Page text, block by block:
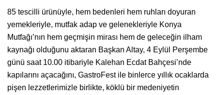
85 tescilli ürünüyle, hem bedenleri hem ruhları doyuran
yemekleriyle, mutfak adap ve gelenekleriyle Konya
Mutfağı’nın hem geçmişin mirası hem de geleceğin ilham
kaynağı olduğunu aktaran Başkan Altay, 4 Eylül Perşembe
günü saat 10.00 itibariyle Kalehan Ecdat Bahçesi’nde
kapılarını açacağını, GastroFest ile binlerce yıllık ocaklarda
pişen lezzetlerimizle birlikte, köklü bir medeniyetin